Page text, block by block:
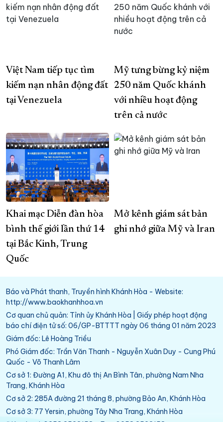
Việt Nam tiếp tục tìm
kiếm nạn nhân động đất
tại Venezuela
Mỹ tưng bừng kỷ niệm
250 năm Quốc khánh
với nhiều hoạt động
trên cả nước
Khai mạc Diễn đàn hòa
bình thế giới lần thứ 14
tại Bắc Kinh, Trung
Quốc
Mở kênh giám sát bản
ghi nhớ giữa Mỹ và Iran
Báo và Phát thanh, Truyền hình Khánh Hòa - Website:
http://www.baokhanhhoa.vn
Cơ quan chủ quản: Tỉnh ủy Khánh Hòa | Giấy phép hoạt động
báo chí điện tử số: 06/GP-BTTTT ngày 06 tháng 01 năm 2023
Giám đốc: Lê Hoàng Triều
Phó Giám đốc: Trần Văn Thanh - Nguyễn Xuân Duy - Cung Phú
Quốc - Võ Thanh Lâm
Cơ sở 1: Đường A1, Khu đô thị An Bình Tân, phường Nam Nha
Trang, Khánh Hòa
Cơ sở 2: 285A đường 21 tháng 8, phường Bảo An, Khánh Hòa
Cơ sở 3: 77 Yersin, phường Tây Nha Trang, Khánh Hòa